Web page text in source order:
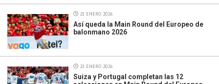
21 ENERO 2026
Así queda la Main Round del Europeo de
balonmano 2026
21 ENERO 2026
Suiza y Portugal completan las 12